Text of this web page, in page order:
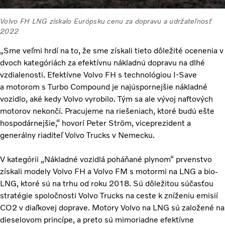
Volvo FH LNG získalo Európsku cenu za dopravu a udržateľnosť
2022
„Sme veľmi hrdí na to, že sme získali tieto dôležité ocenenia v
dvoch kategóriách za efektívnu nákladnú dopravu na dlhé
vzdialenosti. Efektívne Volvo FH s technológiou I-Save
a motorom s Turbo Compound je najúspornejšie nákladné
vozidlo, aké kedy Volvo vyrobilo. Tým sa ale vývoj naftových
motorov nekončí. Pracujeme na riešeniach, ktoré budú ešte
hospodárnejšie,“ hovorí Peter Ström, viceprezident a
generálny riaditeľ Volvo Trucks v Nemecku.
V kategórii „Nákladné vozidlá poháňané plynom“ prvenstvo
získali modely Volvo FH a Volvo FM s motormi na LNG a bio-
LNG, ktoré sú na trhu od roku 2018. Sú dôležitou súčasťou
stratégie spoločnosti Volvo Trucks na ceste k zníženiu emisií
CO2 v diaľkovej doprave. Motory Volvo na LNG sú založené na
dieselovom princípe, a preto sú mimoriadne efektívne